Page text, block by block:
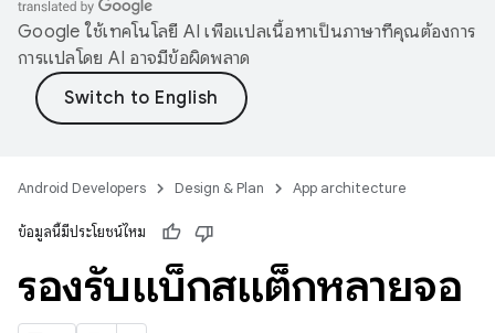
Google ใช้เทคโนโลยี AI เพื่อแปลเนื้อหาเป็นภาษาที่คุณต้องการ
การแปลโดย AI อาจมีข้อผิดพลาด
Android Developers Design & Plan App architecture
ข้อมูลนี้มีประโยชน์ไหม
รองรับแบ็กสแต็กหลายจอ